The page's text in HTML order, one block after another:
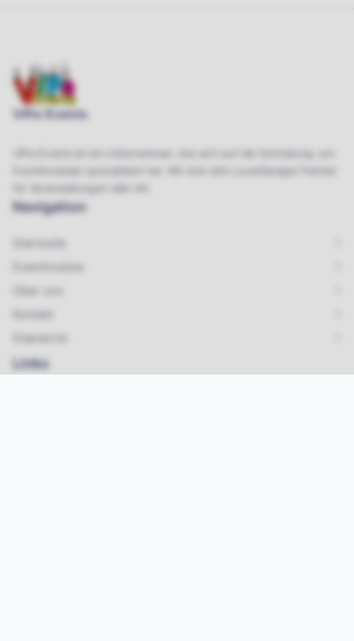
ViPa-Events
ViPa-Events ist ein Unternehmen, das sich auf die Vermietung von
Eventmodulen spezialisiert hat. Wir sind dein zuverlässiger Partner
für Veranstaltungen aller Art.
Navigation
Startseite
Eventmodule
Über uns
Kontakt
Standorte
Links